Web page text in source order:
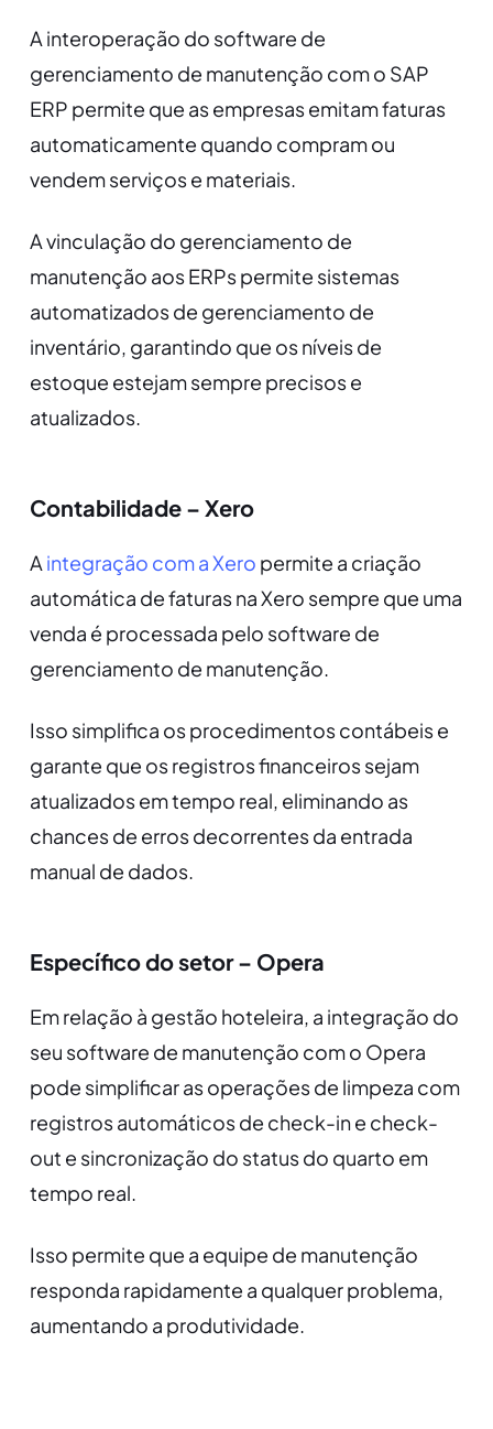
A interoperação do software de
gerenciamento de manutenção com o SAP
ERP permite que as empresas emitam faturas
automaticamente quando compram ou
vendem serviços e materiais.
A vinculação do gerenciamento de
manutenção aos ERPs permite sistemas
automatizados de gerenciamento de
inventário, garantindo que os níveis de
estoque estejam sempre precisos e
atualizados.
Contabilidade – Xero
A integração com a Xero permite a criação
automática de faturas na Xero sempre que uma
venda é processada pelo software de
gerenciamento de manutenção.
Isso simplifica os procedimentos contábeis e
garante que os registros financeiros sejam
atualizados em tempo real, eliminando as
chances de erros decorrentes da entrada
manual de dados.
Específico do setor – Opera
Em relação à gestão hoteleira, a integração do
seu software de manutenção com o Opera
pode simplificar as operações de limpeza com
registros automáticos de check-in e check-
out e sincronização do status do quarto em
tempo real.
Isso permite que a equipe de manutenção
responda rapidamente a qualquer problema,
aumentando a produtividade.